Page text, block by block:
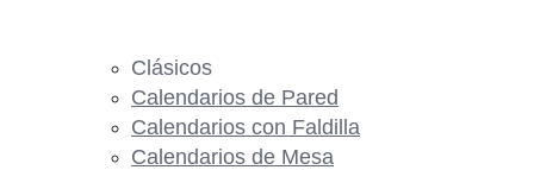
Clásicos
Calendarios de Pared
Calendarios con Faldilla
Calendarios de Mesa